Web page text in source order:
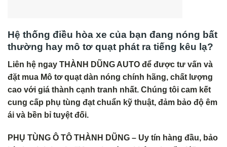
Hệ thống điều hòa xe của bạn đang nóng bất
thường hay mô tơ quạt phát ra tiếng kêu lạ?
Liên hệ ngay THÀNH DŨNG AUTO để được tư vấn và
đặt mua Mô tơ quạt dàn nóng chính hãng, chất lượng
cao với giá thành cạnh tranh nhất. Chúng tôi cam kết
cung cấp phụ tùng đạt chuẩn kỹ thuật, đảm bảo độ êm
ái và bền bỉ tuyệt đối.
PHỤ TÙNG Ô TÔ THÀNH DŨNG – Uy tín hàng đầu, bảo